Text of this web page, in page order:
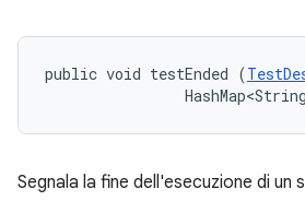
public void testEnded (
Segnala la fine dell'esecuzione di un